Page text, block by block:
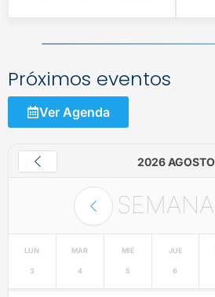
Próximos eventos
Ver Agenda
2026 AGOSTO
SEMANA
LUN
3
MAR
4
MIÉ
5
JUE
6